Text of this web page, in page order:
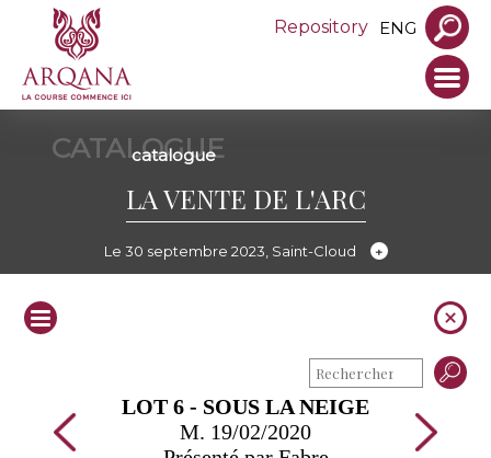
Repository ENG
CATALOGUE
catalogue
LA VENTE DE L'ARC
Le 30 septembre 2023, Saint-Cloud
LOT 6 - SOUS LA NEIGE
M. 19/02/2020